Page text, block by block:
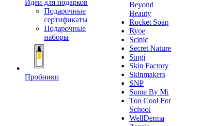
Идеи для подарков
Подарочные
сертификаты
Подарочные
наборы
Пробники
Beyond
Beauty
Rocket Soap
Ryoe
Scinic
Secret Nature
Singi
Skin Factory
Skinmakers
SNP
Some By Mi
Too Cool For
School
WellDerma